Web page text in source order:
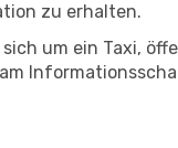
zu erhalten.
um ein Taxi,